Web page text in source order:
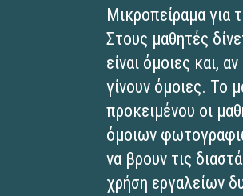
Μικροπείραμα για
Στους μαθητές
είναι όμοιες και,
γίνουν όμοιες. Το
προκειμένου οι
όμοιων
να βρουν τις
χρήση εργαλείων